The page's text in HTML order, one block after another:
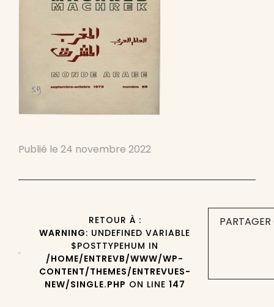
Publié le 24 novembre 2022
RETOUR À :
WARNING: UNDEFINED VARIABLE
$POSTTYPEHUM IN
/HOME/ENTREVB/WWW/WP-
CONTENT/THEMES/ENTREVUES-
NEW/SINGLE.PHP ON LINE 147